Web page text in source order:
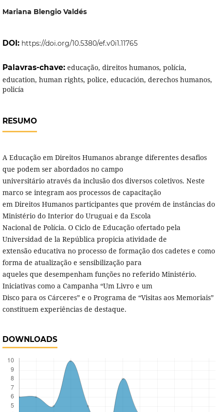
Mariana Blengio Valdés
DOI: https://doi.org/10.5380/ef.v0i1.11765
Palavras-chave: educação, direitos humanos, polícia,
education, human rights, police, educación, derechos humanos,
policía
RESUMO
A Educação em Direitos Humanos abrange diferentes desafios
que podem ser abordados no campo
universitário através da inclusão dos diversos coletivos. Neste
marco se integram aos processos de capacitação
em Direitos Humanos participantes que provém de instâncias do
Ministério do Interior do Uruguai e da Escola
Nacional de Polícia. O Ciclo de Educação ofertado pela
Universidad de la República propicia atividade de
extensão educativa no processo de formação dos cadetes e como
forma de atualização e sensibilização para
aqueles que desempenham funções no referido Ministério.
Iniciativas como a Campanha “Um Livro e um
Disco para os Cárceres” e o Programa de “Visitas aos Memoriais”
constituem experiências de destaque.
DOWNLOADS